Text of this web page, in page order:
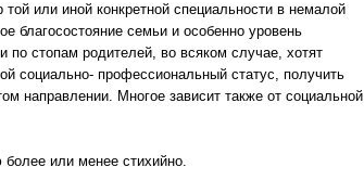
или иной конкретной специальности в немалой
благосостояние семьи и особенно уровень
по стопам родителей, во всяком случае, хотят
социально- профессиональный статус, получить
направлении. Многое зависит также от социальной
или менее стихийно.